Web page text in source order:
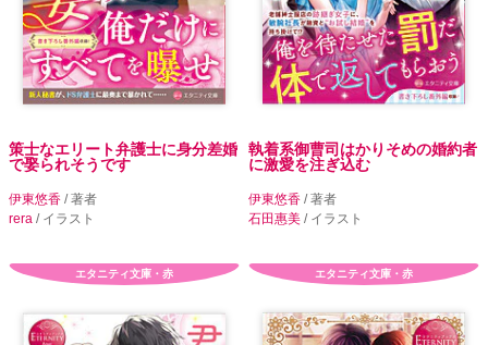
策士なエリート弁護士に身分差婚
で娶られそうです
伊東悠香 / 著者
rera / イラスト
執着系御曹司はかりそめの婚約者
に激愛を注ぎ込む
伊東悠香 / 著者
石田惠美 / イラスト
エタニティ文庫・赤 エタニティ文庫・赤